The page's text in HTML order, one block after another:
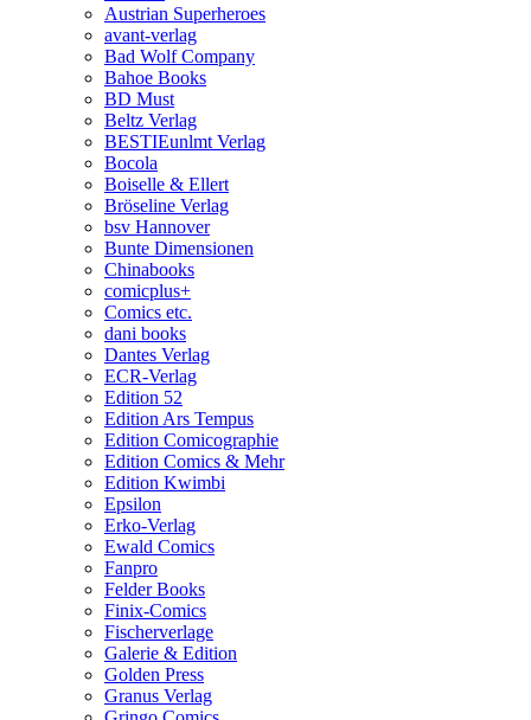
Austrian Superheroes
avant-verlag
Bad Wolf Company
Bahoe Books
BD Must
Beltz Verlag
BESTIEunlmt Verlag
Bocola
Boiselle & Ellert
Bröseline Verlag
bsv Hannover
Bunte Dimensionen
Chinabooks
comicplus+
Comics etc.
dani books
Dantes Verlag
ECR-Verlag
Edition 52
Edition Ars Tempus
Edition Comicographie
Edition Comics & Mehr
Edition Kwimbi
Epsilon
Erko-Verlag
Ewald Comics
Fanpro
Felder Books
Finix-Comics
Fischerverlage
Galerie & Edition
Golden Press
Granus Verlag